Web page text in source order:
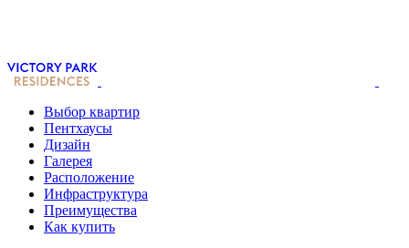
Выбор квартир
Пентхаусы
Дизайн
Галерея
Расположение
Инфраструктура
Преимущества
Как купить